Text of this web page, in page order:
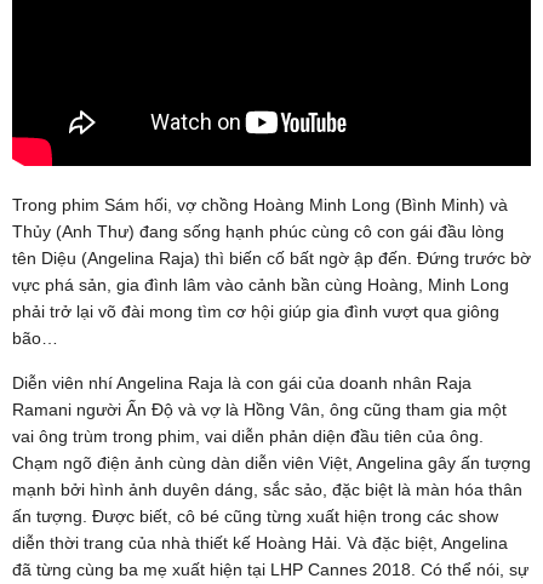
Trong phim Sám hối, vợ chồng Hoàng Minh Long (Bình Minh) và
Thủy (Anh Thư) đang sống hạnh phúc cùng cô con gái đầu lòng
tên Diệu (Angelina Raja) thì biến cố bất ngờ ập đến. Đứng trước bờ
vực phá sản, gia đình lâm vào cảnh bần cùng Hoàng, Minh Long
phải trở lại võ đài mong tìm cơ hội giúp gia đình vượt qua giông
bão…
Diễn viên nhí Angelina Raja là con gái của doanh nhân Raja
Ramani người Ấn Độ và vợ là Hồng Vân, ông cũng tham gia một
vai ông trùm trong phim, vai diễn phản diện đầu tiên của ông.
Chạm ngõ điện ảnh cùng dàn diễn viên Việt, Angelina gây ấn tượng
mạnh bởi hình ảnh duyên dáng, sắc sảo, đặc biệt là màn hóa thân
ấn tượng. Được biết, cô bé cũng từng xuất hiện trong các show
diễn thời trang của nhà thiết kế Hoàng Hải. Và đặc biệt, Angelina
đã từng cùng ba mẹ xuất hiện tại LHP Cannes 2018. Có thể nói, sự